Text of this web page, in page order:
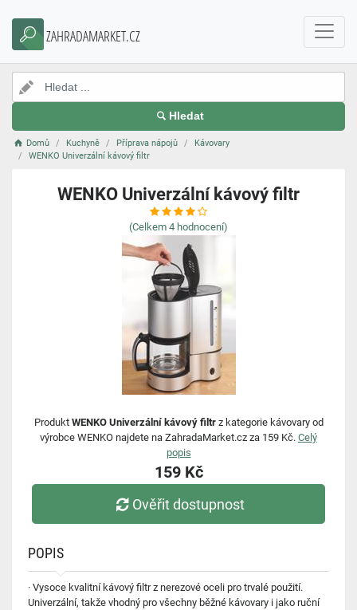
ZAHRADAMARKET.CZ
Hledat
Domů Kuchyně Příprava nápojů
Kávovary
WENKO Univerzální kávový filtr
WENKO Univerzální kávový filtr
(Celkem 4 hodnocení)
Produkt WENKO Univerzální kávový filtrz kategorie kávovary od
výrobce WENKO najdete na ZahradaMarket.cz za 159 Kč. Celý
popis
159 Kč
Ověřit dostupnost
POPIS
· Vysoce kvalitní kávový filtr z nerezové oceli pro trvalé použití.
Univerzální, takže vhodný pro všechny běžné kávovary i jako ruční